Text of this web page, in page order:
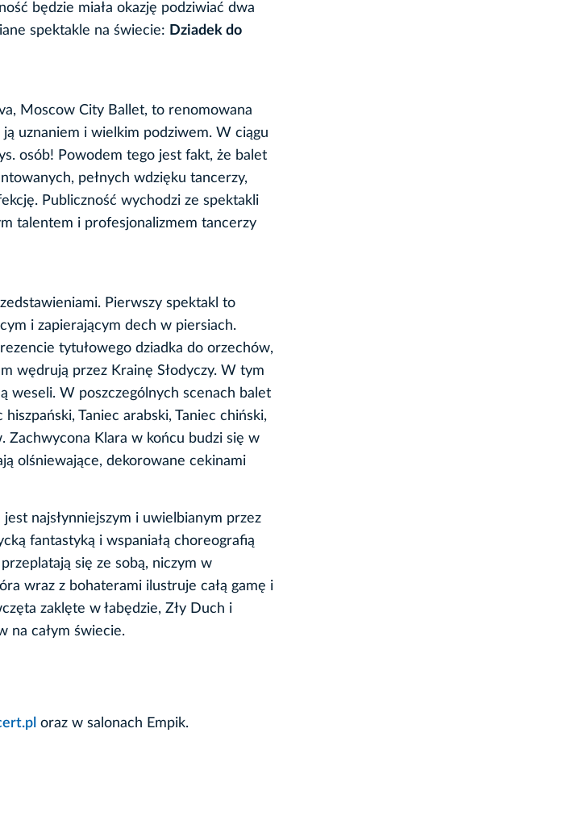
będzie miała okazję podziwiać dwa
spektakle na świecie: Dziadek do
Moscow City Ballet, to renomowana
uznaniem i wielkim podziwem. W ciągu
osób! Powodem tego jest fakt, że balet
pełnych wdzięku tancerzy,
Publiczność wychodzi ze spektakli
talentem i profesjonalizmem tancerzy
Pierwszy spektakl to
i zapierającym dech w piersiach.
tytułowego dziadka do orzechów,
wędrują przez Krainę Słodyczy. W tym
weseli. W poszczególnych scenach balet
Taniec arabski, Taniec chiński,
Zachwycona Klara w końcu budzi się w
olśniewające, dekorowane cekinami
najsłynniejszym i uwielbianym przez
fantastyką i wspaniałą choreografią
się ze sobą, niczym w
wraz z bohaterami ilustruje całą gamę i
zaklęte w łabędzie, Zły Duch i
na całym świecie.
oraz w salonach Empik.